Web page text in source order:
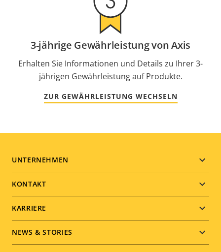
3-jährige Gewährleistung von Axis
Erhalten Sie Informationen und Details zu Ihrer 3-
jährigen Gewährleistung auf Produkte.
ZUR GEWÄHRLEISTUNG WECHSELN
Footer
menu
UNTERNEHMEN
KONTAKT
KARRIERE
NEWS & STORIES